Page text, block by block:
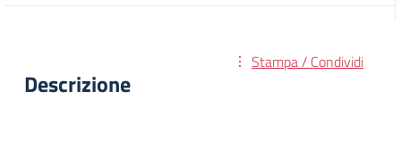
Stampa / Condividi
Descrizione